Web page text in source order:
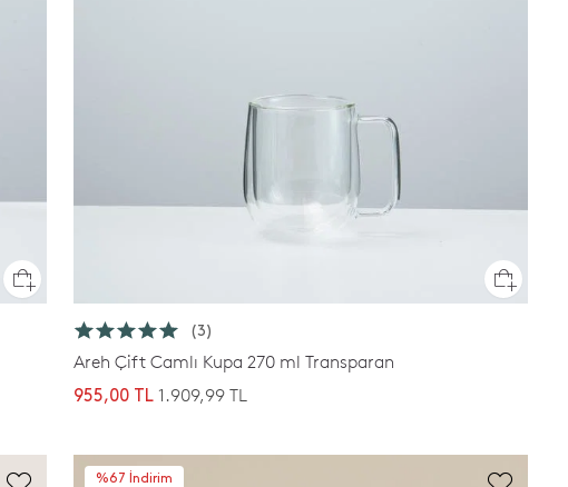
(3)
Areh Çift Camlı Kupa 270 ml Transparan
955,00 TL 1.909,99 TL
%67 İndirim